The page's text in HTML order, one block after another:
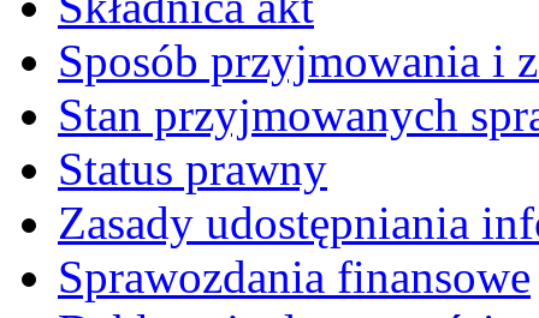
Sposób przyjmowania i
Stan przyjmowanych
Status prawny
Zasady udostępniania
Sprawozdania finansowe